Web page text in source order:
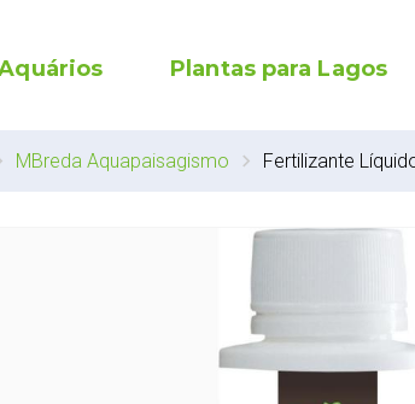
Plantas para Lagos
MBreda Aquapaisagismo Fertilizante